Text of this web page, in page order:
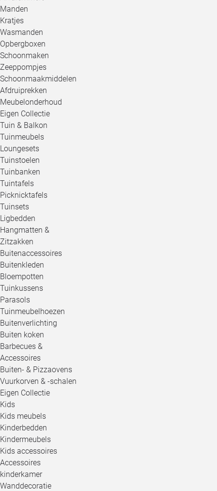
Manden
Kratjes
Wasmanden
Opbergboxen
Schoonmaken
Zeeppompjes
Schoonmaakmiddelen
Afdruiprekken
Meubelonderhoud
Eigen Collectie
Tuin & Balkon
Tuinmeubels
Loungesets
Tuinstoelen
Tuinbanken
Tuintafels
Picknicktafels
Tuinsets
Ligbedden
Hangmatten &
Zitzakken
Buitenaccessoires
Buitenkleden
Bloempotten
Tuinkussens
Parasols
Tuinmeubelhoezen
Buitenverlichting
Buiten koken
Barbecues &
Accessoires
Buiten- & Pizzaovens
Vuurkorven & -schalen
Eigen Collectie
Kids
Kids meubels
Kinderbedden
Kindermeubels
Kids accessoires
Accessoires
kinderkamer
Wanddecoratie